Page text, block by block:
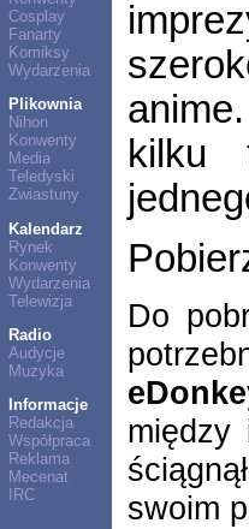
Cosplay
Fanarty
Komiksy
Wydarzenia
Plikownia
Nihon
Konwenty
Media
Teledyski
Zwiastuny
Kalendarz
Rynek
Konwenty
Wydarzenia
Telewizja
Radio
Audycje
Muzyka
Informacje
Redakcja
Współpraca
Reklama
Mecenat
IRC
kilku
Do
między
swoim